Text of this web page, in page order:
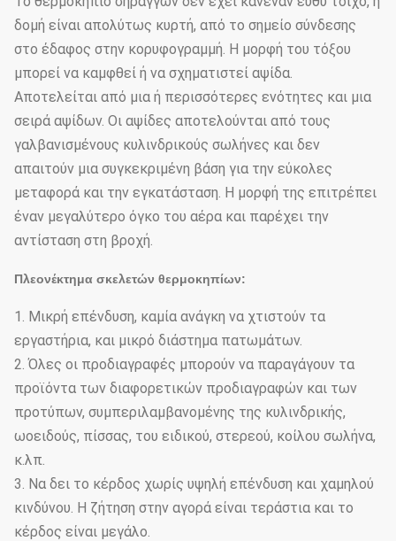
δομή είναι απολύτως κυρτή, από το σημείο σύνδεσης
στο έδαφος στην κορυφογραμμή. Η μορφή του τόξου
μπορεί να καμφθεί ή να σχηματιστεί αψίδα.
Αποτελείται από μια ή περισσότερες ενότητες και μια
σειρά αψίδων. Οι αψίδες αποτελούνται από τους
γαλβανισμένους κυλινδρικούς σωλήνες και δεν
απαιτούν μια συγκεκριμένη βάση για την εύκολες
μεταφορά και την εγκατάσταση. Η μορφή της επιτρέπει
έναν μεγαλύτερο όγκο του αέρα και παρέχει την
αντίσταση στη βροχή.
Πλεονέκτημα σκελετών θερμοκηπίων:
1. Μικρή επένδυση, καμία ανάγκη να χτιστούν τα
εργαστήρια, και μικρό διάστημα πατωμάτων.
2. Όλες οι προδιαγραφές μπορούν να παραγάγουν τα
προϊόντα των διαφορετικών προδιαγραφών και των
προτύπων, συμπεριλαμβανομένης της κυλινδρικής,
ωοειδούς, πίσσας, του ειδικού, στερεού, κοίλου σωλήνα,
κ.λπ.
3. Να δει το κέρδος χωρίς υψηλή επένδυση και χαμηλού
κινδύνου. Η ζήτηση στην αγορά είναι τεράστια και το
κέρδος είναι μεγάλο.